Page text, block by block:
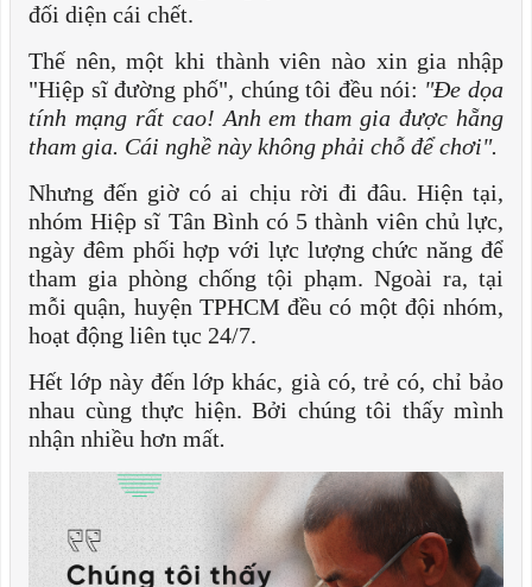
đối diện cái chết.
Thế nên, một khi thành viên nào xin gia nhập
"Hiệp sĩ đường phố", chúng tôi đều nói: "Đe dọa
tính mạng rất cao! Anh em tham gia được hẵng
tham gia. Cái nghề này không phải chỗ để chơi".
Nhưng đến giờ có ai chịu rời đi đâu. Hiện tại,
nhóm Hiệp sĩ Tân Bình có 5 thành viên chủ lực,
ngày đêm phối hợp với lực lượng chức năng để
tham gia phòng chống tội phạm. Ngoài ra, tại
mỗi quận, huyện TPHCM đều có một đội nhóm,
hoạt động liên tục 24/7.
Hết lớp này đến lớp khác, già có, trẻ có, chỉ bảo
nhau cùng thực hiện. Bởi chúng tôi thấy mình
nhận nhiều hơn mất.